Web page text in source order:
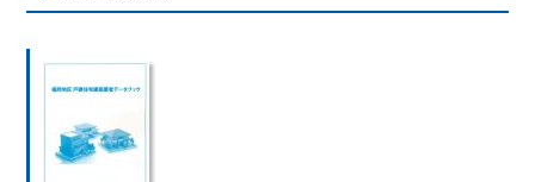
■ 通知・開示・訂正・追加・削除・利用停止・提供停止について
用停止・提供停止の希望がございましたら、本人または代理人の請求応じて、
個人データの通知・開示・訂正・追加・削除・利用停止・提供停止の請求に応
受付方法は、本人確認資料（運転免許証、パスポート何れかのコピー）、「個
人情報取扱申請書」「委任状」（代理人による申請の場合のみ必要となりま